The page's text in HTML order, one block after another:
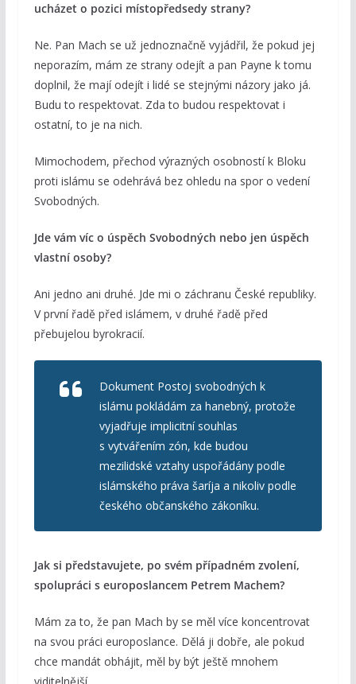
ucházet o pozici místopředsedy strany?
Ne. Pan Mach se už jednoznačně vyjádřil, že pokud jej
neporazím, mám ze strany odejít a pan Payne k tomu
doplnil, že mají odejít i lidé se stejnými názory jako já.
Budu to respektovat. Zda to budou respektovat i
ostatní, to je na nich.
Mimochodem, přechod výrazných osobností k Bloku
proti islámu se odehrává bez ohledu na spor o vedení
Svobodných.
Jde vám víc o úspěch Svobodných nebo jen úspěch
vlastní osoby?
Ani jedno ani druhé. Jde mi o záchranu České republiky.
V první řadě před islámem, v druhé řadě před
přebujelou byrokracií.
Dokument Postoj svobodných k
islámu pokládám za hanebný, protože
vyjadřuje implicitní souhlas
s vytvářením zón, kde budou
mezilidské vztahy uspořádány podle
islámského práva šaríja a nikoliv podle
českého občanského zákoníku.
Jak si představujete, po svém případném zvolení,
spolupráci s europoslancem Petrem Machem?
Mám za to, že pan Mach by se měl více koncentrovat
na svou práci europoslance. Dělá ji dobře, ale pokud
chce mandát obhájit, měl by být ještě mnohem